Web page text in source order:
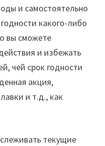
и самостоятельно
какого-либо
вы сможете
и избежать
чей срок годности
акция,
и т.д., как
текущие